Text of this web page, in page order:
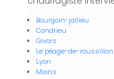
Bourgoin-jallieu
Condrieu
Givors
Le péage-de-roussillon
Lyon
Mions